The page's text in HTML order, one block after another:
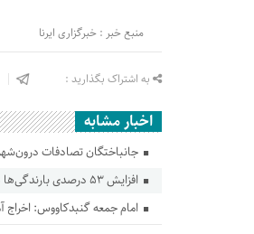
منبع خبر : خبرگزاری ایرنا
به اشتراک بگذارید :
اخبار مشابه
جانباختگان تصادفات درون‌شهری گلستان
افزایش ۵۳ درصدی بارندگی‌ها در گلستان
امام جمعه گنبدکاووس: